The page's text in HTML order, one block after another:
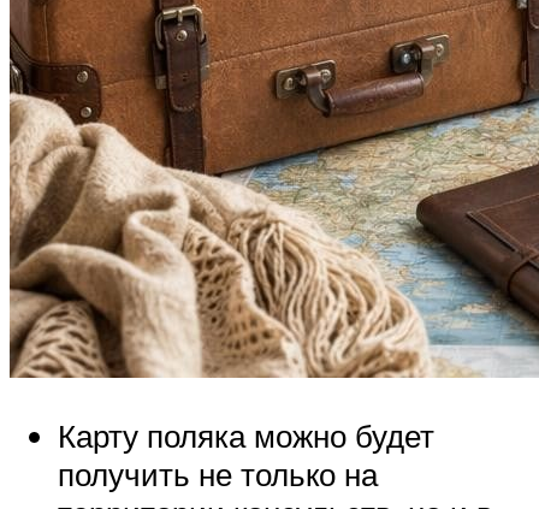
Карту поляка можно будет
получить не только на